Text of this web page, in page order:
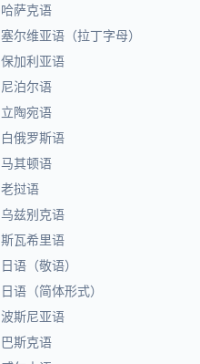
哈萨克语
塞尔维亚语（拉丁字母）
保加利亚语
尼泊尔语
立陶宛语
白俄罗斯语
马其顿语
老挝语
乌兹别克语
斯瓦希里语
日语（敬语）
日语（简体形式）
波斯尼亚语
巴斯克语